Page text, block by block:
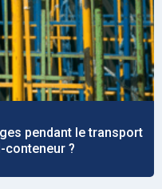
pendant le transport
conteneur ?